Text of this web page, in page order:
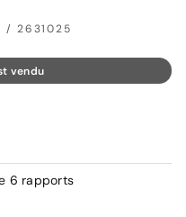
/ 2631025
vendu
6 rapports